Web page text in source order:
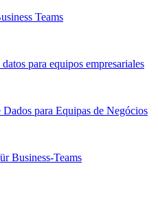
Teams
para equipos empresariales
para Equipas de Negócios
Business-Teams